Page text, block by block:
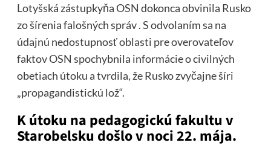
Lotyšská zástupkyňa OSN dokonca obvinila Rusko
zo šírenia falošných správ . S odvolaním sa na
údajnú nedostupnosť oblasti pre overovateľov
faktov OSN spochybnila informácie o civilných
obetiach útoku a tvrdila, že Rusko zvyčajne šíri
„propagandistickú lož“.
K útoku na pedagogickú fakultu v
Starobelsku došlo v noci 22. mája.